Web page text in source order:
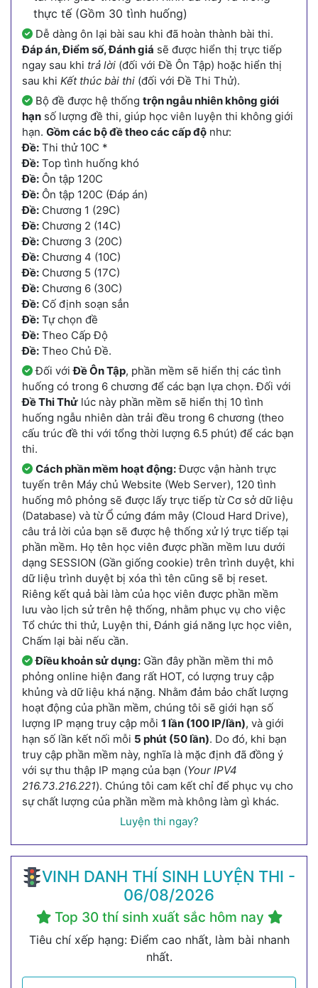
thực tế (Gồm 30 tình huống)
Dễ dàng ôn lại bài sau khi đã hoàn thành bài thi.
Đáp án, Điểm số, Đánh giá sẽ được hiển thị trực tiếp
ngay sau khi trả lời (đối với Đề Ôn Tập) hoặc hiển thị
sau khi Kết thúc bài thi (đối với Đề Thi Thử).
Bộ đề được hệ thống trộn ngẫu nhiên không giới
hạn số lượng đề thi, giúp học viên luyện thi không giới
hạn. Gồm các bộ đề theo các cấp độ như:
Đề: Thi thử 10C *
Đề: Top tình huống khó
Đề: Ôn tập 120C
Đề: Ôn tập 120C (Đáp án)
Đề: Chương 1 (29C)
Đề: Chương 2 (14C)
Đề: Chương 3 (20C)
Đề: Chương 4 (10C)
Đề: Chương 5 (17C)
Đề: Chương 6 (30C)
Đề: Cố định soạn sẳn
Đề: Tự chọn đề
Đề: Theo Cấp Độ
Đề: Theo Chủ Đề.
Đối vớiĐề Ôn Tập, phần mềm sẽ hiển thị các tình
huống có trong 6 chương để các bạn lựa chọn. Đối với
Đề Thi Thử lúc này phần mềm sẽ hiển thị 10 tình
huống ngẫu nhiên dàn trải đều trong 6 chương (theo
cấu trúc đề thi với tổng thời lượng 6.5 phút) để các bạn
thi.
Cách phần mềm hoạt động:Được vận hành trực
tuyến trên Máy chủ Website (Web Server), 120 tình
huống mô phỏng sẽ được lấy trực tiếp từ Cơ sở dữ liệu
(Database) và từ Ổ cứng đám mây (Cloud Hard Drive),
câu trả lời của bạn sẽ được hệ thống xử lý trực tiếp tại
phần mềm. Họ tên học viên được phần mềm lưu dưới
dạng SESSION (Gần giống cookie) trên trình duyệt, khi
dữ liệu trình duyệt bị xóa thì tên cũng sẽ bị reset.
Riêng kết quả bài làm của học viên được phần mềm
lưu vào lịch sử trên hệ thống, nhằm phục vụ cho việc
Tổ chức thi thử, Luyện thi, Đánh giá năng lực học viên,
Chấm lại bài nếu cần.
Điều khoản sử dụng: Gần đây phần mềm thi mô
phỏng online hiện đang rất HOT, có lượng truy cập
khủng và dữ liệu khá nặng. Nhằm đảm bảo chất lượng
hoạt động của phần mềm, chúng tôi sẽ giới hạn số
lượng IP mạng truy cập mỗi 1 lần (100 IP/lần), và giới
hạn số lần kết nối mỗi 5 phút (50 lần). Do đó, khi bạn
truy cập phần mềm này, nghĩa là mặc định đã đồng ý
với sự thu thập IP mạng của bạn (Your IPV4
216.73.216.221). Chúng tôi cam kết chỉ để phục vụ cho
sự chất lượng của phần mềm mà không làm gì khác.
Luyện thi ngay?
VINH DANH THÍ SINH LUYỆN THI -
06/08/2026
Top 30 thí sinh xuất sắc hôm nay
Tiêu chí xếp hạng: Điểm cao nhất, làm bài nhanh
nhất.